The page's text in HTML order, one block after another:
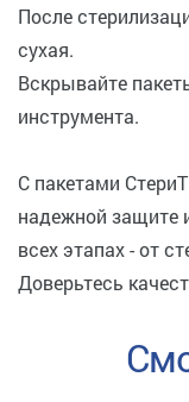
После
сухая.
Вскрывайте
инструмента.
С пакетами
надежной защите
всех этапах - от
Доверьтесь